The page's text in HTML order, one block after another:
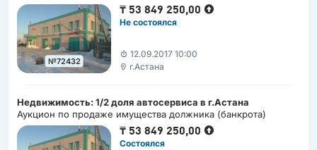
№72432
₸ 53 849 250,00
Не состоялся
12.09.2017 10:00
г.Астана
Недвижимость: 1/2 доля автосервиса в г.Астана
Аукцион по продаже имущества должника (банкрота)
₸ 53 849 250,00
Состоялся